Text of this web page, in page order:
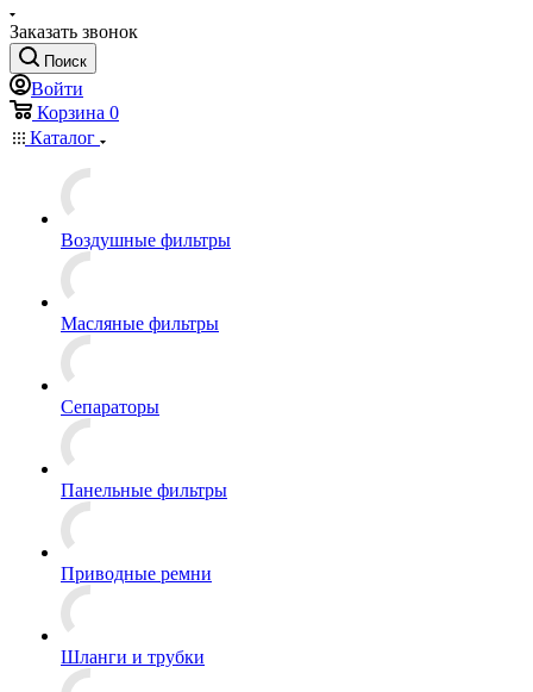
Заказать звонок
Поиск
Войти
Корзина 0
Каталог
Воздушные фильтры
Масляные фильтры
Сепараторы
Панельные фильтры
Приводные ремни
Шланги и трубки